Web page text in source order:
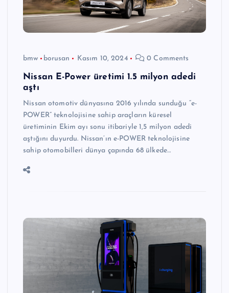
bmw borusan Kasım 10, 2024 0 Comments
Nissan E-Power üretimi 1.5 milyon adedi
aştı
Nissan otomotiv dünyasına 2016 yılında sunduğu “e-
POWER” teknolojisine sahip araçların küresel
üretiminin Ekim ayı sonu itibariyle 1,5 milyon adedi
aştığını duyurdu. Nissan’ın e-POWER teknolojisine
sahip otomobilleri dünya çapında 68 ülkede…